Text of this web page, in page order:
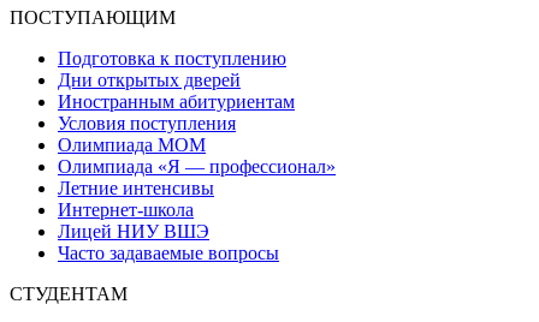
ПОСТУПАЮЩИМ
Подготовка к поступлению
Дни открытых дверей
Иностранным абитуриентам
Условия поступления
Олимпиада МОМ
Олимпиада «Я — профессионал»
Летние интенсивы
Интернет-школа
Лицей НИУ ВШЭ
Часто задаваемые вопросы
СТУДЕНТАМ